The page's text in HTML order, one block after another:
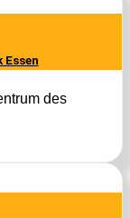
des